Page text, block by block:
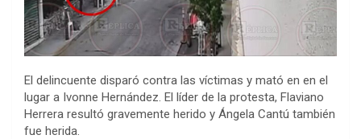
El delincuente disparó contra las víctimas y mató en en el
lugar a Ivonne Hernández. El líder de la protesta, Flaviano
Herrera resultó gravemente herido y Ángela Cantú también
fue herida.